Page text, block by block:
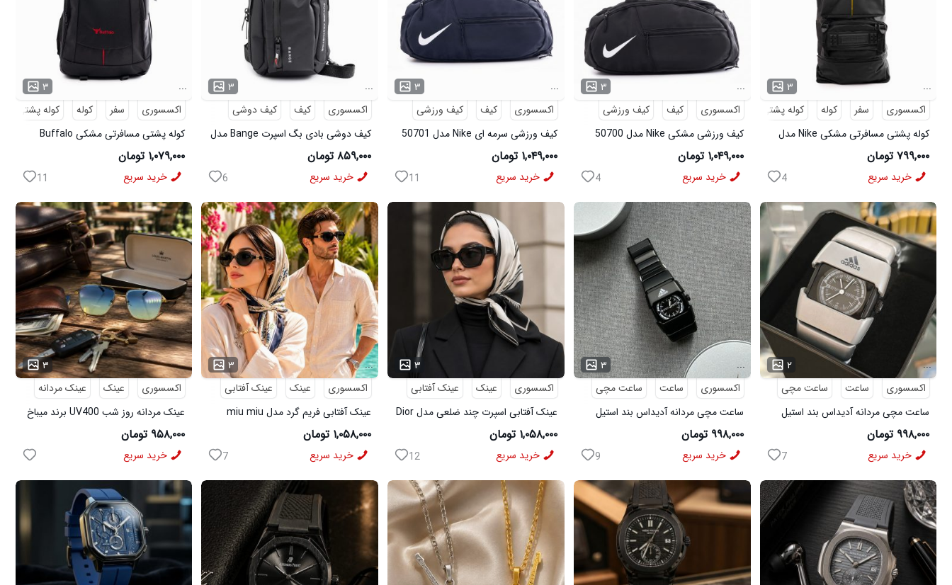
۳
...
اکسسوری
سفر کوله کوله پشتی
مسافرتی
کوله پشتی مسافرتی مشکی Nike مدل
50693
۷۹۹,۰۰۰ تومان
خرید سریع 4
۳
...
اکسسوری
کیف
کیف ورزشی
کیف ورزشی مشکی Nike مدل 50700
۱,۰۴۹,۰۰۰ تومان
خرید سریع 4
۳
...
اکسسوری
کیف
کیف ورزشی
کیف ورزشی سرمه ای Nike مدل 50701
۱,۰۴۹,۰۰۰ تومان
خرید سریع 11
۳
...
اکسسوری
کیف
کیف دوشی
کیف دوشی بادی بگ اسپرت Bange مدل
50695
۸۵۹,۰۰۰ تومان
خرید سریع 6
۳
...
اکسسوری
سفر کوله کوله پشتی
کوله پشتی مسافرتی مشکی Buffalo
مدل 50690
۱,۰۷۹,۰۰۰ تومان
خرید سریع 11
۲
...
اکسسوری
ساعت
ساعت مچی
ساعت مچی مردانه آدیداس بند استیل
فنری لوکس نقره ای
۹۹۸,۰۰۰ تومان
خرید سریع 7
۳
...
اکسسوری
ساعت
ساعت مچی
ساعت مچی مردانه آدیداس بند استیل
فنری لوکس مشکی
۹۹۸,۰۰۰ تومان
خرید سریع 9
۳
اکسسوری
عینک
عینک آفتابی
عینک آفتابی اسپرت چند ضلعی مدل Dior
۱,۰۵۸,۰۰۰ تومان
خرید سریع 12
۳
...
اکسسوری
عینک
عینک آفتابی
عینک آفتابی فریم گرد مدل miu miu
۱,۰۵۸,۰۰۰ تومان
خرید سریع 7
۳
...
اکسسوری
عینک
عینک مردانه
عینک مردانه روز شب UV400 برند میباخ
۹۵۸,۰۰۰ تومان
خرید سریع